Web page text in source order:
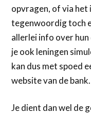
opvragen, of via het
tegenwoordig toch
allerlei info over
je ook leningen
kan dus met spoed
website van de bank.
Je dient dan wel de